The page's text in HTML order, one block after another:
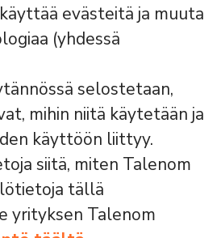
evästeitä ja muuta
(yhdessä
selostetaan,
mihin niitä käytetään ja
käyttöön liittyy.
siitä, miten Talenom
tällä
yrityksen Talenom